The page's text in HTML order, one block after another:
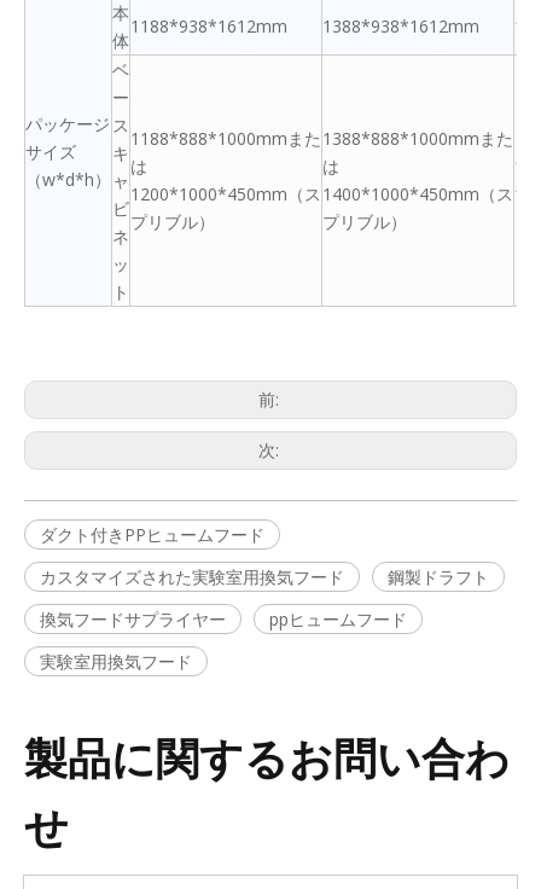
パッケージ
サイズ
（w*d*h）
本
体
1188*938*1612mm 1388*938*1612mm
ベ
ー
ス
キ
ャ
ビ
ネ
ッ
ト
1188*888*1000mmまた
は
1200*1000*450mm（ス
プリブル）
1388*888*1000mmまた
は
1400*1000*450mm（ス
プリブル）
前:
次:
ダクト付きPPヒュームフード
カスタマイズされた実験室用換気フード
鋼製ドラフト
換気フードサプライヤー
ppヒュームフード
実験室用換気フード
製品に関するお問い合わ
せ